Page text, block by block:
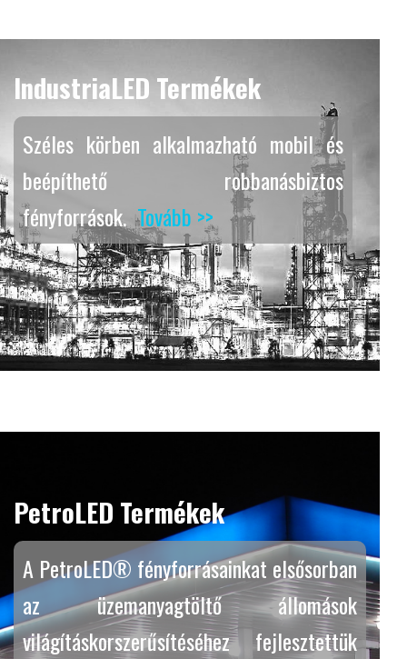
IndustriaLED Termékek
Széles körben alkalmazható mobil és
beépíthető robbanásbiztos
fényforrások.Tovább >>
PetroLED Termékek
A PetroLED® fényforrásainkat elsősorban
az üzemanyagtöltő állomások
világításkorszerűsítéséhez fejlesztettük